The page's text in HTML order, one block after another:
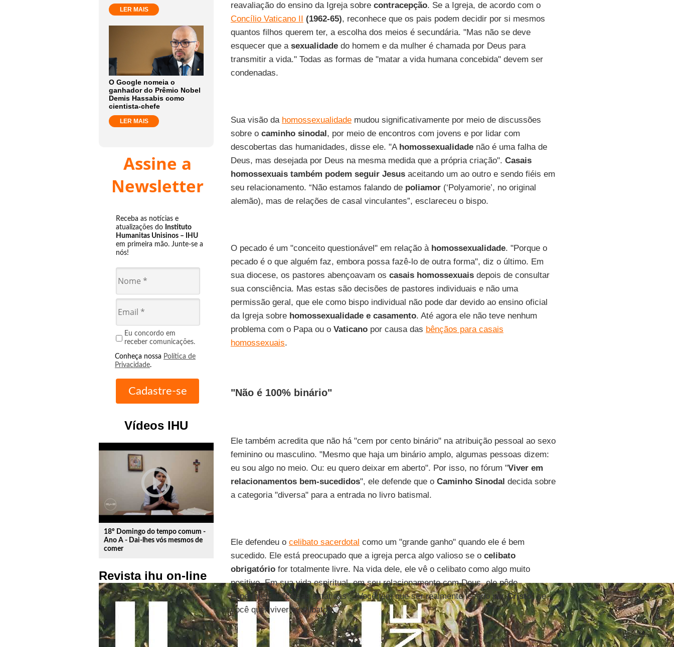
LER MAIS
O Google nomeia o
ganhador do Prêmio Nobel
Demis Hassabis como
cientista-chefe
LER MAIS
Assine a
Newsletter
Receba as notícias e
atualizações do Instituto
Humanitas Unisinos – IHU
em primeira mão. Junte-se a
nós!
Eu concordo em
receber comunicações.
Conheça nossa Política de
Privacidade.
Vídeos IHU
play_circle_outline
18º Domingo do tempo comum -
Ano A - Dai-lhes vós mesmos de
comer
Revista ihu on-line
reavaliação do ensino da Igreja sobre contracepção. Se a Igreja, de acordo com o
Concílio Vaticano II (1962-65), reconhece que os pais podem decidir por si mesmos
quantos filhos querem ter, a escolha dos meios é secundária. "Mas não se deve
esquecer que a sexualidadedo homem e da mulher é chamada por Deus para
transmitir a vida." Todas as formas de "matar a vida humana concebida" devem ser
condenadas.
Sua visão da homossexualidademudou significativamente por meio de discussões
sobre o caminho sinodal, por meio de encontros com jovens e por lidar com
descobertas das humanidades, disse ele. "A homossexualidadenão é uma falha de
Deus, mas desejada por Deus na mesma medida que a própria criação". Casais
homossexuais também podem seguir Jesusaceitando um ao outro e sendo fiéis em
seu relacionamento. “Não estamos falando de poliamor(‘Polyamorie’, no original
alemão), mas de relações de casal vinculantes”, esclareceu o bispo.
O pecado é um "conceito questionável" em relação à homossexualidade. "Porque o
pecado é o que alguém faz, embora possa fazê-lo de outra forma", diz o último. Em
sua diocese, os pastores abençoavam os casais homossexuaisdepois de consultar
sua consciência. Mas estas são decisões de pastores individuais e não uma
permissão geral, que ele como bispo individual não pode dar devido ao ensino oficial
da Igreja sobre homossexualidade e casamento. Até agora ele não teve nenhum
problema com o Papa ou o Vaticanopor causa das bênçãos para casais
homossexuais.
"Não é 100% binário"
Ele também acredita que não há "cem por cento binário" na atribuição pessoal ao sexo
feminino ou masculino. "Mesmo que haja um binário amplo, algumas pessoas dizem:
eu sou algo no meio. Ou: eu quero deixar em aberto". Por isso, no fórum "Viver em
relacionamentos bem-sucedidos", ele defende que o Caminho Sinodal decida sobre
a categoria "diversa" para a entrada no livro batismal.
Ele defendeu o celibato sacerdotal como um "grande ganho" quando ele é bem
sucedido. Ele está preocupado que a igreja perca algo valioso se o celibato
obrigatóriofor totalmente livre. Na vida dele, ele vê o celibato como algo muito
positivo. Em sua vida espiritual, em seu relacionamento com Deus, ele pôde
experimentar "coisas extáticas". "Você tem que ser realmente levado porCristo" se
você quer viver o celibato.